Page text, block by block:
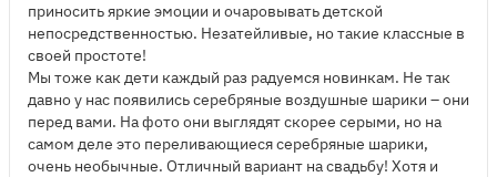
приносить яркие эмоции и очаровывать детской
непосредственностью. Незатейливые, но такие классные в
своей простоте!
Мы тоже как дети каждый раз радуемся новинкам. Не так
давно у нас появились серебряные воздушные шарики – они
перед вами. На фото они выглядят скорее серыми, но на
самом деле это переливающиеся серебряные шарики,
очень необычные. Отличный вариант на свадьбу! Хотя и